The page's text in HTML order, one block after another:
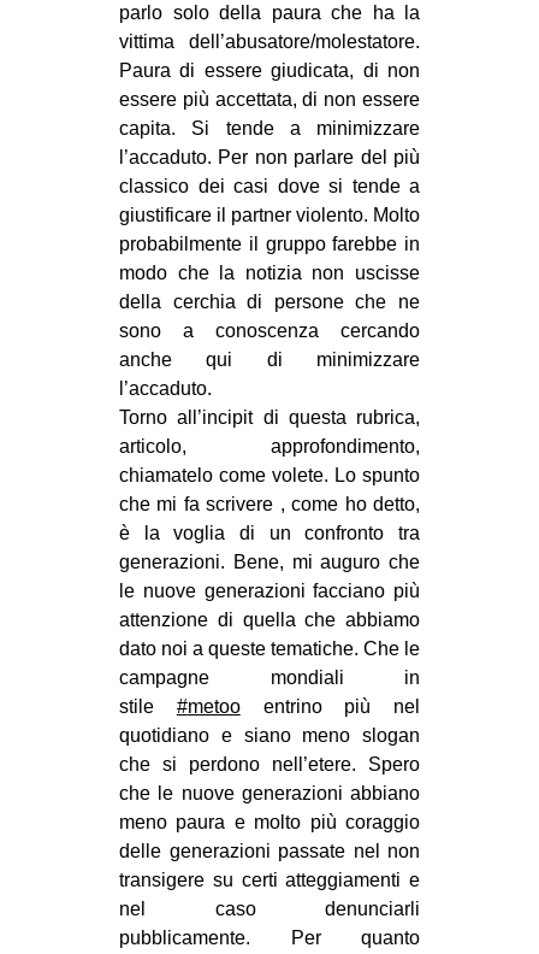
parlo solo della paura che ha la
vittima dell’abusatore/molestatore.
Paura di essere giudicata, di non
essere più accettata, di non essere
capita. Si tende a minimizzare
l’accaduto. Per non parlare del più
classico dei casi dove si tende a
giustificare il partner violento. Molto
probabilmente il gruppo farebbe in
modo che la notizia non uscisse
della cerchia di persone che ne
sono a conoscenza cercando
anche qui di minimizzare
l’accaduto.
Torno all’incipit di questa rubrica,
articolo, approfondimento,
chiamatelo come volete. Lo spunto
che mi fa scrivere , come ho detto,
è la voglia di un confronto tra
generazioni. Bene, mi auguro che
le nuove generazioni facciano più
attenzione di quella che abbiamo
dato noi a queste tematiche. Che le
campagne mondiali in
stile #metooentrino più nel
quotidiano e siano meno slogan
che si perdono nell’etere. Spero
che le nuove generazioni abbiano
meno paura e molto più coraggio
delle generazioni passate nel non
transigere su certi atteggiamenti e
nel caso denunciarli
pubblicamente. Per quanto